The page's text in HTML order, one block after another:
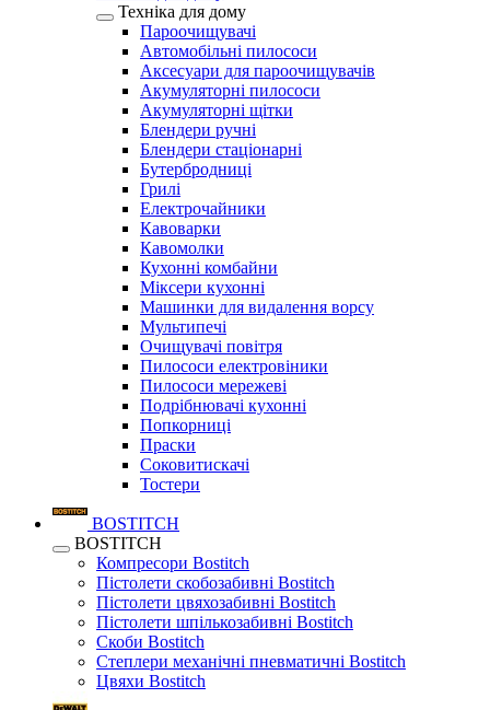
Техніка для дому
Пароочищувачі
Автомобільні пилососи
Аксесуари для пароочищувачів
Акумуляторні пилососи
Акумуляторні щітки
Блендери ручні
Блендери стаціонарні
Бутербродниці
Грилі
Електрочайники
Кавоварки
Кавомолки
Кухонні комбайни
Міксери кухонні
Машинки для видалення ворсу
Мультипечі
Очищувачі повітря
Пилососи електровіники
Пилососи мережеві
Подрібнювачі кухонні
Попкорниці
Праски
Соковитискачі
Тостери
BOSTITCH
BOSTITCH
Компресори Bostitch
Пістолети скобозабивні Bostitch
Пістолети цвяхозабивні Bostitch
Пістолети шпількозабивні Bostitch
Скоби Bostitch
Степлери механічні пневматичні Bostitch
Цвяхи Bostitch